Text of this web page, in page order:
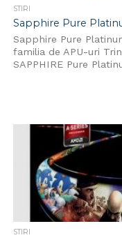
STIRI
Sapphire Pure
Sapphire Pure
familia de APU-uri
SAPPHIRE Pure
STIRI